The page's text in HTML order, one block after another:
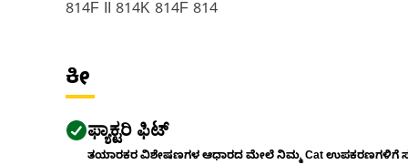
814F II 814K 814F 814
ಕೀ
ಫ್ಯಾಕ್ಟರಿ ಫಿಟ್
ತಯಾರಕರ ವಿಶೇಷಣಗಳ ಆಧಾರದ ಮೇಲೆ ನಿಮ್ಮ Cat ಉಪಕರಣಗಳಿಗೆ